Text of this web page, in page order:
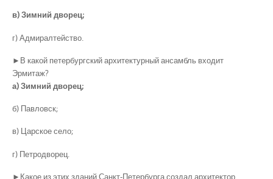
в) Зимний дворец;
г) Адмиралтейство.
►В какой петербургский архитектурный ансамбль входит
Эрмитаж?
а) Зимний дворец;
б) Павловск;
в) Царское село;
г) Петродворец.
►Какое из этих зданий Санкт-Петербурга создал архитектор